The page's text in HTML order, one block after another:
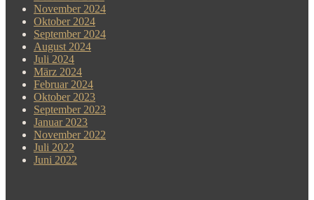
November 2024
Oktober 2024
September 2024
August 2024
Juli 2024
März 2024
Februar 2024
Oktober 2023
September 2023
Januar 2023
November 2022
Juli 2022
Juni 2022